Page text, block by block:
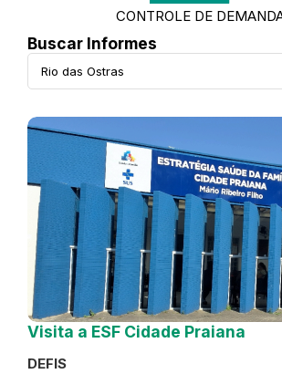
CONTROLE DE
Buscar Informes
Visita a ESF Cidade Praiana
DEFIS